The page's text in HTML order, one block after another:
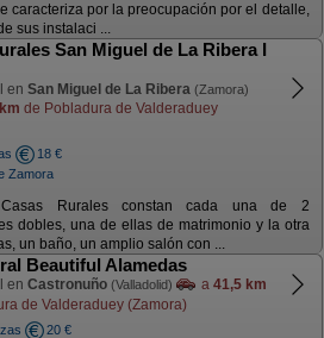
caracteriza por la preocupación por el detalle,
sus instalaci ...
San Miguel de La Ribera I
en San Miguel de La Ribera (Zamora)
de Pobladura de Valderaduey
18 €
Zamora
Rurales constan cada una de 2
dobles, una de ellas de matrimonio y la otra
un baño, un amplio salón con ...
Beautiful Alamedas
en Castronuño (Valladolid) a 41,5 km
de Valderaduey (Zamora)
20 €